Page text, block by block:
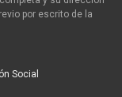
por escrito de la
Social